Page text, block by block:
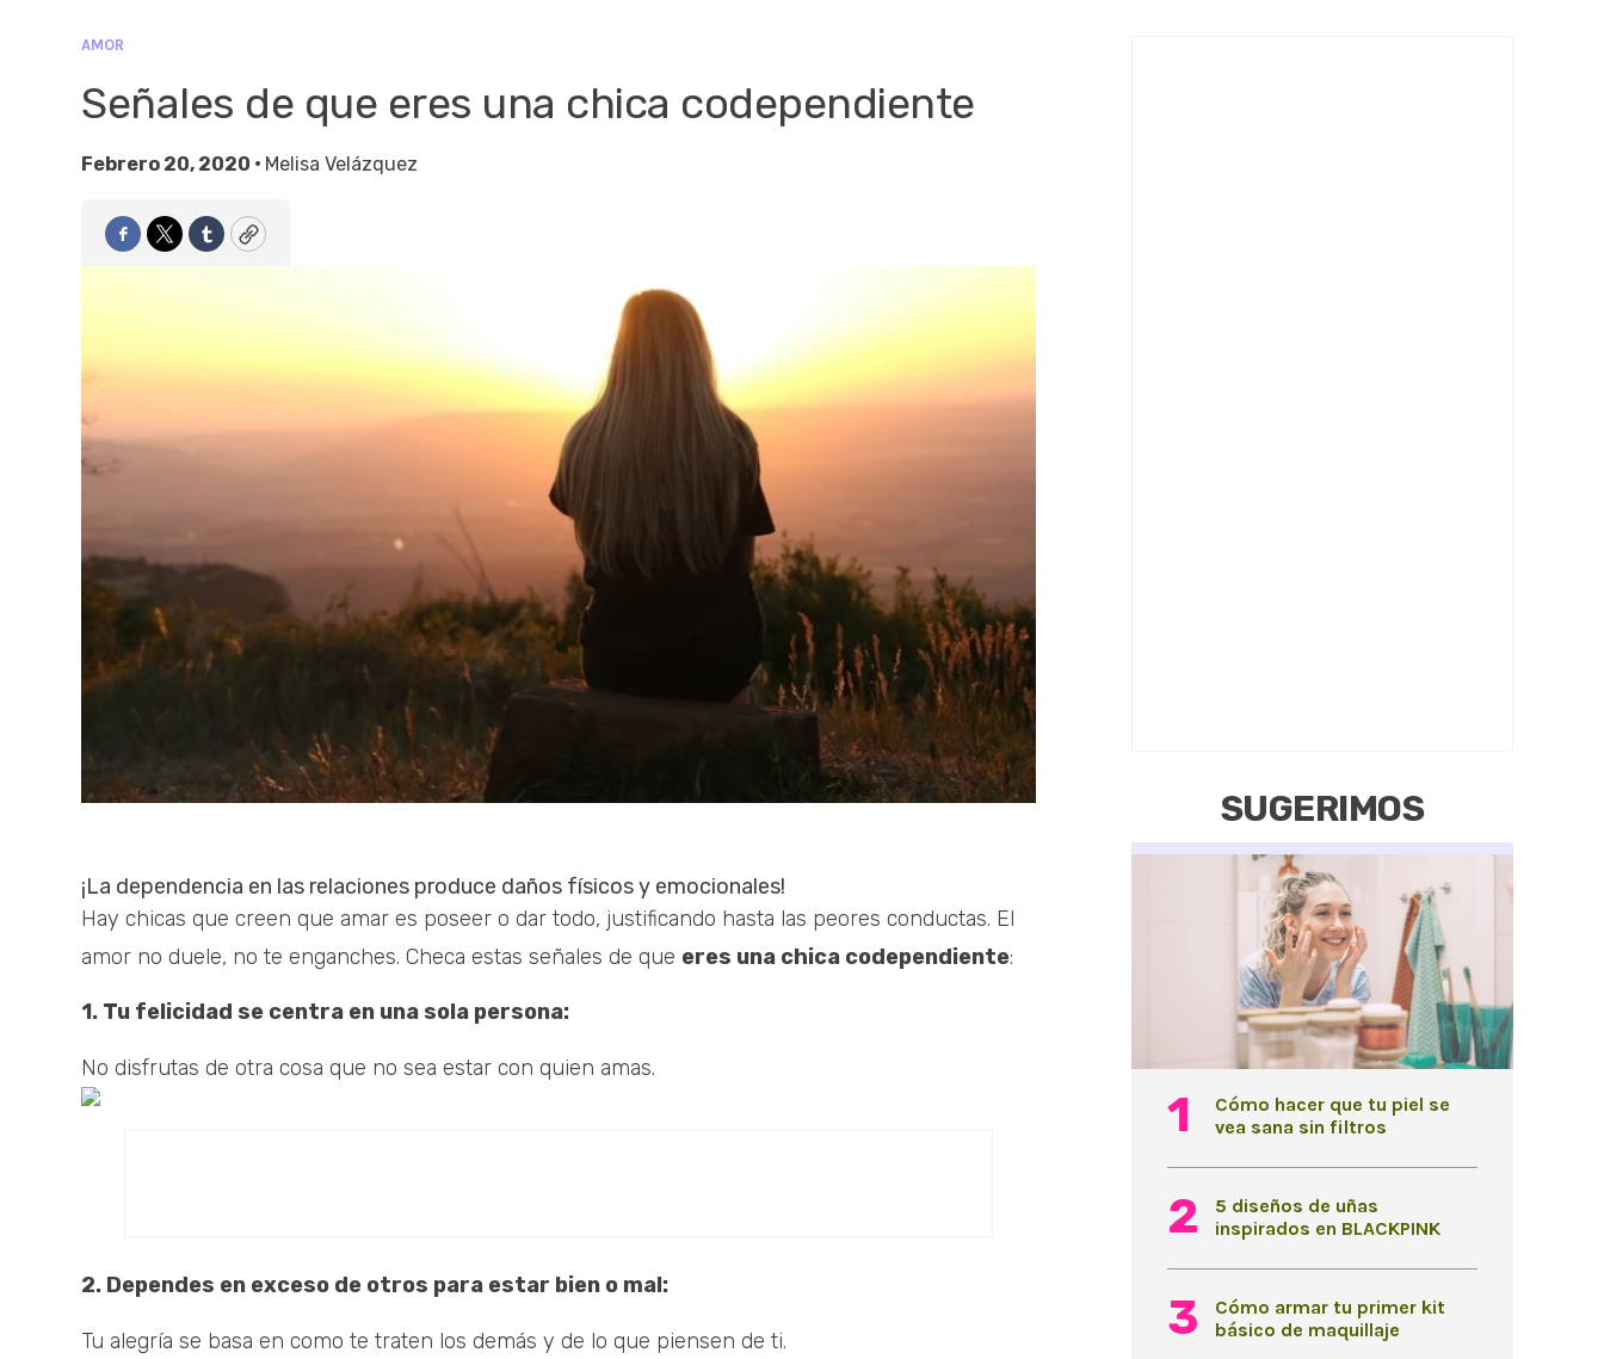
AMOR
Señales de que eres una chica codependiente
Febrero 20, 2020 • Melisa Velázquez
Facebook
TwitterTumblrCopy
¡La dependencia en las relaciones produce daños físicos y emocionales!
Hay chicas que creen que amar es poseer o dar todo, justificando hasta las peores conductas. El
amor no duele, no te enganches. Checa estas señales de que eres una chica codependiente:
1. Tu felicidad se centra en una sola persona:
No disfrutas de otra cosa que no sea estar con quien amas.
2. Dependes en exceso de otros para estar bien o mal:
Tu alegría se basa en como te traten los demás y de lo que piensen de ti.
SUGERIMOS
Cómo hacer que tu piel se
vea sana sin filtros
5 diseños de uñas
inspirados en BLACKPINK
Cómo armar tu primer kit
básico de maquillaje